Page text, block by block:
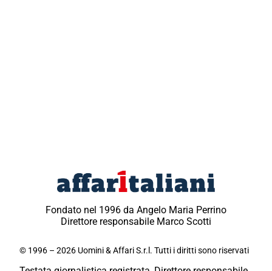
Fondato nel 1996 da Angelo Maria Perrino
Direttore responsabile Marco Scotti
© 1996 – 2026 Uomini & Affari S.r.l. Tutti i diritti sono riservati